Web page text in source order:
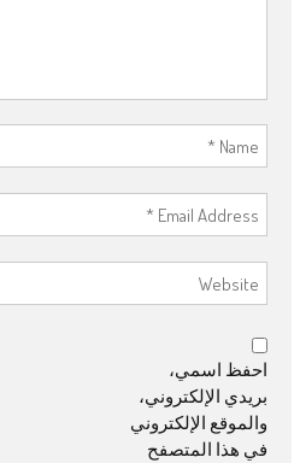
احفظ اسمي،
بريدي الإلكتروني،
والموقع الإلكتروني
في هذا المتصفح